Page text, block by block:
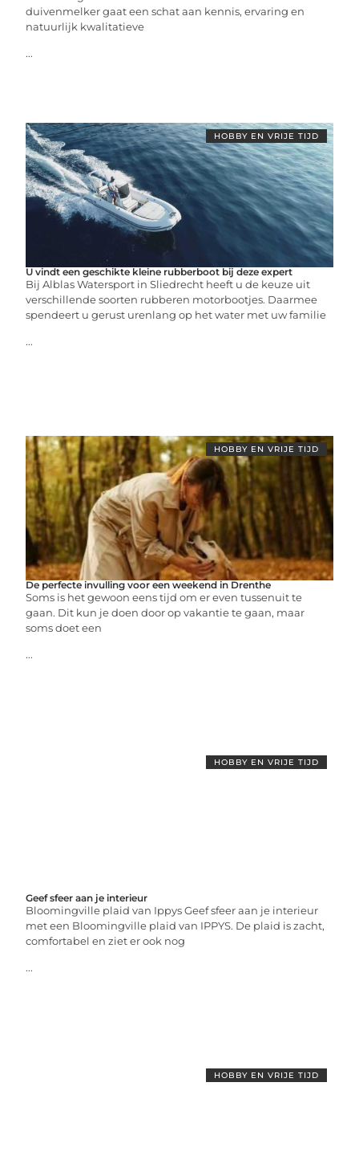
duivenmelker gaat een schat aan kennis, ervaring en
natuurlijk kwalitatieve
...
HOBBY EN VRIJE TIJD
U vindt een geschikte kleine rubberboot bij deze expert
Bij Alblas Watersport in Sliedrecht heeft u de keuze uit
verschillende soorten rubberen motorbootjes. Daarmee
spendeert u gerust urenlang op het water met uw familie
...
HOBBY EN VRIJE TIJD
De perfecte invulling voor een weekend in Drenthe
Soms is het gewoon eens tijd om er even tussenuit te
gaan. Dit kun je doen door op vakantie te gaan, maar
soms doet een
...
HOBBY EN VRIJE TIJD
Geef sfeer aan je interieur
Bloomingville plaid van Ippys Geef sfeer aan je interieur
met een Bloomingville plaid van IPPYS. De plaid is zacht,
comfortabel en ziet er ook nog
...
HOBBY EN VRIJE TIJD